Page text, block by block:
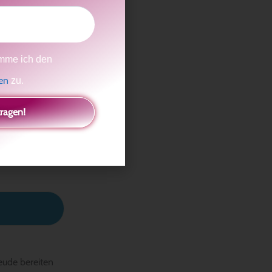
all deinen
bereiten
ich den
zu.